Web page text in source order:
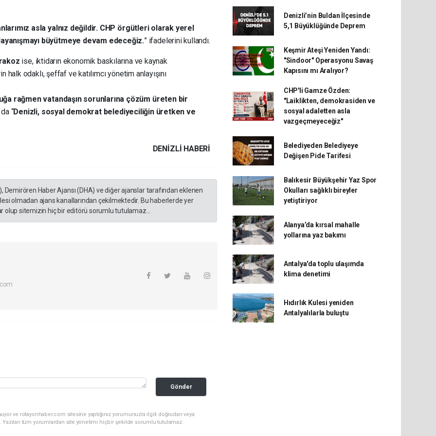
asla yalnız değildir. CHP örgütleri olarak yerel
büyütmeye devam edeceğiz.” ifadelerini kullandı.
ise, iktidarın ekonomik baskılarına ve kaynak
halk odaklı, şeffaf ve katılımcı yönetim anlayışını
rağmen vatandaşın sorunlarına çözüm üreten bir
“Denizli, sosyal demokrat belediyeciliğin üretken ve
DENIZLI HABERİ
Demirören Haber Ajansı (DHA) ve diğer ajanslar tarafından eklenen
olmadan ajans kanallarından çekilmektedir. Bu haberlerde yer
sitemizin hiç bir editörü sorumlu tutulamaz...
Gönder
ve rotayonhaber.com sitesine yaptığınız yorumunuzla ilgili doğrudan veya
Yazılan tüm yorumlardan site yönetimi hiçbir şekilde sorumlu tutulamaz.
Denizli’nin Buldan İlçesinde
5,1 Büyüklüğünde Deprem
Keşmir Ateşi Yeniden Yandı:
"Sindoor" Operasyonu Savaş
Kapısını mı Aralıyor?
CHP'li Gamze Özden:
"Laiklikten, demokrasiden ve
sosyal adaletten asla
vazgeçmeyeceğiz"
Belediyeden Belediyeye
Değişen Pide Tarifesi
Balıkesir Büyükşehir Yaz Spor
Okulları sağlıklı bireyler
yetiştiriyor
Alanya’da kırsal mahalle
yollarına yaz bakımı
Antalya'da toplu ulaşımda
klima denetimi
Hıdırlık Kulesi yeniden
Antalyalılarla buluştu